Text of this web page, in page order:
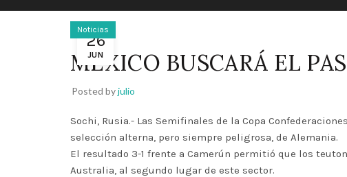
26
JUN
Noticias
MÉXICO BUSCARÁ EL
Posted byjulio
Sochi, Rusia.- Las Semifinales de la Copa
selección alterna, pero siempre peligrosa, de Alemania.
El resultado 3-1 frente a Camerún permitió que los
Australia, al segundo lugar de este sector.